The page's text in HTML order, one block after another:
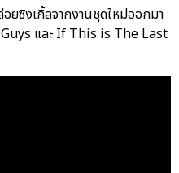
อยซิงเกิ้ลจากงานชุดใหม่ออกมา
และ If This is The Last